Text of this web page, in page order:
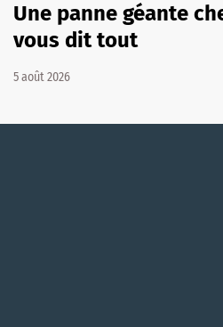
Une panne géante
vous dit tout
5 août 2026